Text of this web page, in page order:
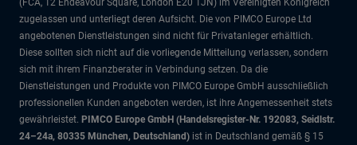
(FCA, 12 Endeavour Square, London E20 1JN) im Vereinigten Königreich
zugelassen und unterliegt deren Aufsicht. Die von PIMCO Europe Ltd
angebotenen Dienstleistungen sind nicht für Privatanleger erhältlich.
Diese sollten sich nicht auf die vorliegende Mitteilung verlassen, sondern
sich mit ihrem Finanzberater in Verbindung setzen. Da die
Dienstleistungen und Produkte von PIMCO Europe GmbH ausschließlich
professionellen Kunden angeboten werden, ist ihre Angemessenheit stets
gewährleistet. PIMCO Europe GmbH (Handelsregister-Nr. 192083, Seidlstr.
24–24a, 80335 München, Deutschland) ist in Deutschland gemäß § 15